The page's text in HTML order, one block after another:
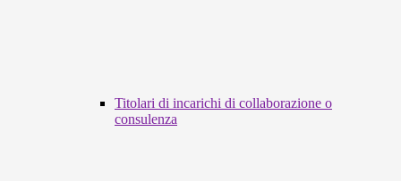
Titolari di incarichi di collaborazione o
consulenza